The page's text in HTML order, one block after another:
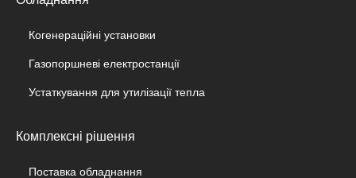
Когенераційні установки
Газопоршневі електростанції
Устаткування для утилізації тепла
Комплексні рішення
Поставка обладнання